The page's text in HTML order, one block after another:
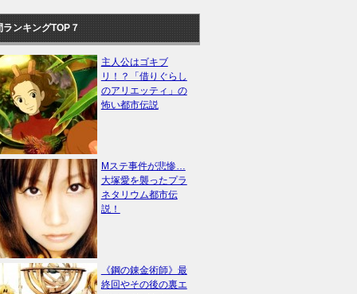
ランキングTOP７
主人公はゴキブ
リ！？「借りぐらし
のアリエッティ」の
怖い都市伝説
Mステ事件が悲惨…
大塚愛を襲ったプラ
ネタリウム都市伝
説！
《鋼の錬金術師》最
終回やその後の裏エ